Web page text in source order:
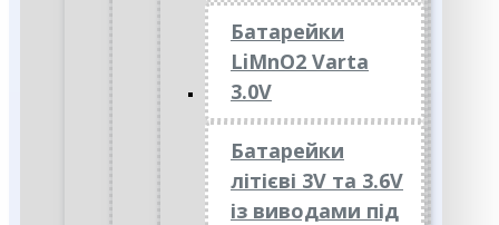
Батарейки
LiMnO2 Varta
3.0V
Батарейки
літієві 3V та 3.6V
із виводами під